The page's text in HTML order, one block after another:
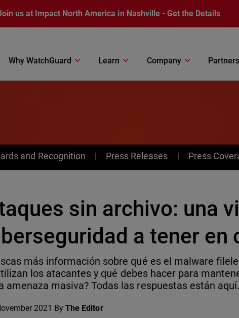
us at Impact North America in Nashville - Get the Details
Why WatchGuard Learn Company Partners
and Recognition Press Releases Press
sin archivo: una
a tener en
más información sobre qué es el malware
los atacantes y qué debes hacer para
amenaza masiva? Todas las respuestas están aquí.
2021 ByThe Editor